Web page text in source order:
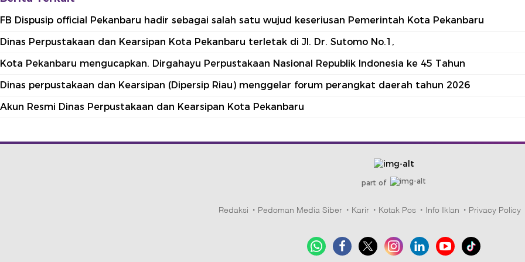
FB Dispusip official Pekanbaru hadir sebagai salah satu wujud keseriusan Pemerintah Kota Pekanbaru
Dinas Perpustakaan dan Kearsipan Kota Pekanbaru terletak di Jl. Dr. Sutomo No.1,
Kota Pekanbaru mengucapkan. Dirgahayu Perpustakaan Nasional Republik Indonesia ke 45 Tahun
Dinas perpustakaan dan Kearsipan (Dipersip Riau) menggelar forum perangkat daerah tahun 2026
Akun Resmi Dinas Perpustakaan dan Kearsipan Kota Pekanbaru
part of
Redaksi Pedoman Media Siber Karir Kotak Pos Info Iklan Privacy Policy